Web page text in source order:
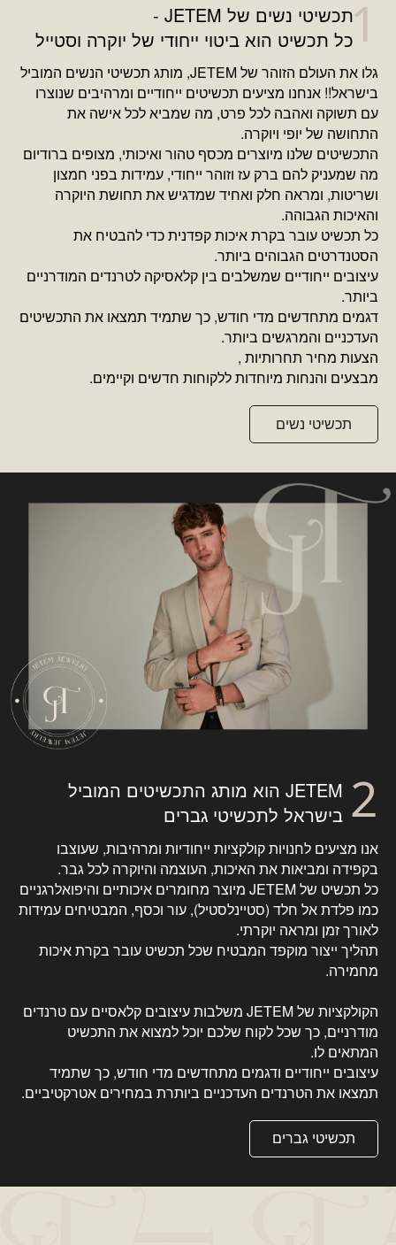
תכשיטי נשים של JETEM -
כל תכשיט הוא ביטוי ייחודי של יוקרה וסטייל
גלו את העולם הזוהר של JETEM, מותג תכשיטי הנשים המוביל
בישראל!! אנחנו מציעים תכשיטים ייחודיים ומרהיבים שנוצרו
עם תשוקה ואהבה לכל פרט, מה שמביא לכל אישה את
התחושה של יופי ויוקרה.
התכשיטים שלנו מיוצרים מכסף טהור ואיכותי, מצופים ברודיום
מה שמעניק להם ברק עז וזוהר ייחודי, עמידות בפני חמצון
ושריטות, ומראה חלק ואחיד שמדגיש את תחושת היוקרה
והאיכות הגבוהה.
כל תכשיט עובר בקרת איכות קפדנית כדי להבטיח את
הסטנדרטים הגבוהים ביותר.
עיצובים ייחודיים שמשלבים בין קלאסיקה לטרנדים המודרניים
ביותר.
דגמים מתחדשים מדי חודש, כך שתמיד תמצאו את התכשיטים
העדכניים והמרגשים ביותר.
הצעות מחיר תחרותיות ,
מבצעים והנחות מיוחדות ללקוחות חדשים וקיימים.
תכשיטי נשים
JETEM הוא מותג התכשיטים המוביל
בישראל לתכשיטי גברים
אנו מציעים לחנויות קולקציות ייחודיות ומרהיבות, שעוצבו
בקפידה ומביאות את האיכות, העוצמה והיוקרה לכל גבר.
כל תכשיט של JETEM מיוצר מחומרים איכותיים והיפואלרגניים
כמו פלדת אל חלד (סטיינלסטיל), עור וכסף, המבטיחים עמידות
לאורך זמן ומראה יוקרתי.
תהליך ייצור מוקפד המבטיח שכל תכשיט עובר בקרת איכות
מחמירה.
הקולקציות של JETEM משלבות עיצובים קלאסיים עם טרנדים
מודרניים, כך שכל לקוח שלכם יוכל למצוא את התכשיט
המתאים לו.
עיצובים ייחודיים ודגמים מתחדשים מדי חודש, כך שתמיד
תמצאו את הטרנדים העדכניים ביותרת במחירים אטרקטיביים.
תכשיטי גברים